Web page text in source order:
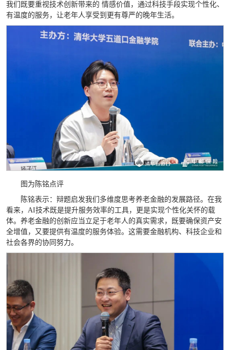
我们既要重视技术创新带来的 情感价值，通过科技手段实现个性化、
有温度的服务，让老年人享受到更有尊严的晚年生活。
图为陈铭点评
陈铭表示：辩题启发我们多维度思考养老金融的发展路径。在我
看来，AI技术既是提升服务效率的工具，更是实现个性化关怀的载
体。养老金融的创新应当立足于老年人的真实需求，既要确保资产安
全增值，又要提供有温度的服务体验。这需要金融机构、科技企业和
社会各界的协同努力。